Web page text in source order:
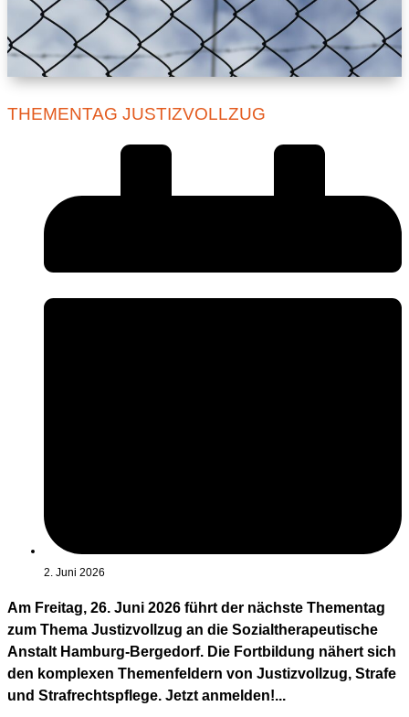
THEMENTAG JUSTIZVOLLZUG
2. Juni 2026
Am Freitag, 26. Juni 2026 führt der nächste Thementag
zum Thema Justizvollzug an die Sozialtherapeutische
Anstalt Hamburg-Bergedorf. Die Fortbildung nähert sich
den komplexen Themenfeldern von Justizvollzug, Strafe
und Strafrechtspflege. Jetzt anmelden!...